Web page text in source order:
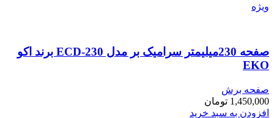
ویژه
صفحه 230میلیمتر سرامیک بر مدل ECD-230 برند اکو
EKO
صفحه برش
1,450,000 تومان
افزودن به سبد خرید